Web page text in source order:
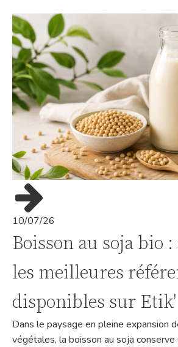
10/07/26
Boisson au soja bio
les meilleures
disponibles sur
Dans le paysage en pleine expansion
végétales, la boisson au soja conserve